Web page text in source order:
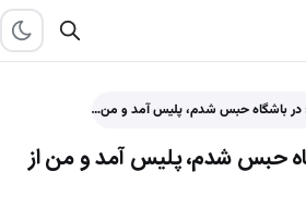
در باشگاه حبس شدم، پلیس آمد و من…
حبس شدم، پلیس آمد و من از